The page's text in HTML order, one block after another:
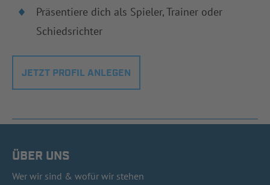
Präsentiere dich als Spieler, Trainer oder
Schiedsrichter
JETZT PROFIL ANLEGEN
ÜBER UNS
Wer wir sind & wofür wir stehen